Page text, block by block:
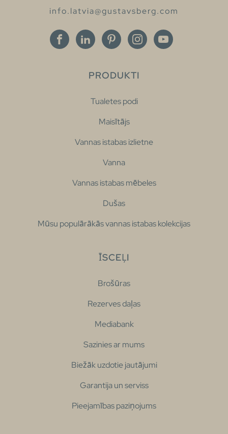
info.latvia@gustavsberg.com
PRODUKTI
Tualetes podi
Maisītājs
Vannas istabas izlietne
Vanna
Vannas istabas mēbeles
Dušas
Mūsu populārākās vannas istabas kolekcijas
ĪSCEĻI
Brošūras
Rezerves daļas
Mediabank
Sazinies ar mums
Biežāk uzdotie jautājumi
Garantija un serviss
Pieejamības paziņojums